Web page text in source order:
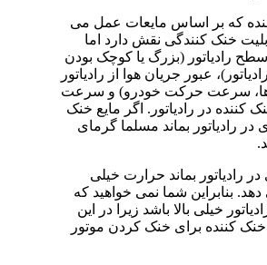
که بر اساس مایعات عمل می
خنک کنندگی نقش دارد اما
رادیاتور (بزرگ یا کوچک بودن
عبور جریان هوا از رادیاتور
سرعت حرکت خودرو) و سرعت
کننده در رادیاتور. اگر مایع خنک
رادیاتور بماند مسلما گرمای
رادیاتور بماند حرارت خیلی
بنابراین شما نمی خواهید که
خیلی بالا باشد زیرا در این
کننده برای خنک کردن موتور